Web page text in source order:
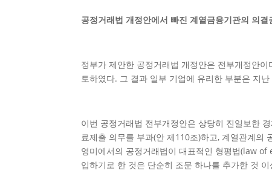
공정거래법 개정안에서 빠진 계열금융기관의 의결
정부가 제안한 공정거래법 개정안은 전부개정안
토하였다. 그 결과 일부 기업에 유리한 부분은 지
이번 공정거래법 전부개정안은 상당히 진일보한
료제출 의무를 부과(안 제110조)하고, 계열관계의
영미에서의 공정거래법이 대표적인 형평법(law
입하기로 한 것은 단순히 조문 하나를 추가한 것